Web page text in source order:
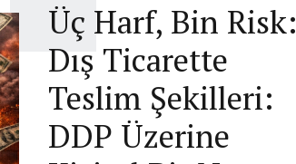
Üç Harf, Bin Risk:
Dış Ticarette
Teslim Şekilleri:
DDP Üzerine